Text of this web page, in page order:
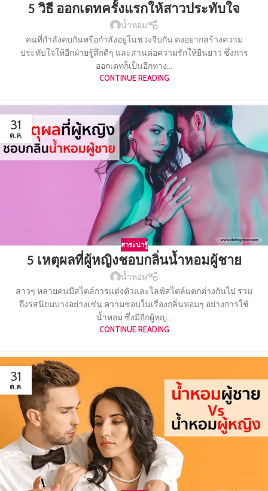
5 วิธี ออกเดทครั้งแรกให้สาวประทับใจ
น้ำหอม
คนที่กำลังคบกันหรือกำลังอยู่ในช่วงจีบกัน คงอยากสร้างความ
ประทับใจให้อีกฝ่ายรู้สึกดีๆ และสานต่อความรักให้ยืนยาว ซึ่งการ
ออกเดทก็เป็นอีกทาง...
CONTINUE READING
31
ต.ค.
สาระน่ารู้
5 เหตุผลที่ผู้หญิงชอบกลิ่นน้ำหอมผู้ชาย
น้ำหอม
สาวๆ หลายคนมีสไตล์การแต่งตัวและไลฟ์สไตล์แตกต่างกันไป รวม
ถึงรสนิยมบางอย่างเช่น ความชอบในเรื่องกลิ่นหอมๆ อย่างการใช้
น้ำหอม ซึ่งมีอีกผู้หญ...
CONTINUE READING
31
ต.ค.